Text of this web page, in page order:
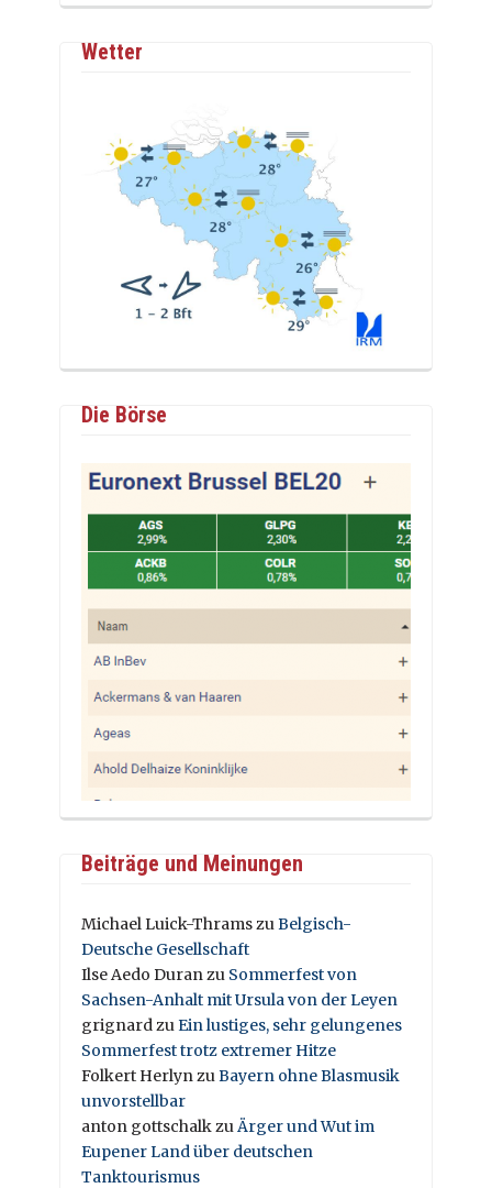
Wetter
Die Börse
Beiträge und Meinungen
Michael Luick-ThramszuBelgisch-
Deutsche Gesellschaft
Ilse Aedo Duranzu Sommerfest von
Sachsen-Anhalt mit Ursula von der Leyen
grignardzuEin lustiges, sehr gelungenes
Sommerfest trotz extremer Hitze
Folkert HerlynzuBayern ohne Blasmusik
unvorstellbar
anton gottschalkzuÄrger und Wut im
Eupener Land über deutschen
Tanktourismus